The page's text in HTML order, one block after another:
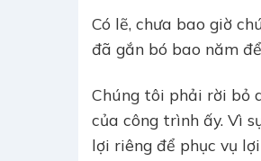
Có lẽ, chưa bao giờ
đã gắn bó bao năm
Chúng tôi phải rời bỏ
của công trình ấy. Vì
lợi riêng để phục vụ